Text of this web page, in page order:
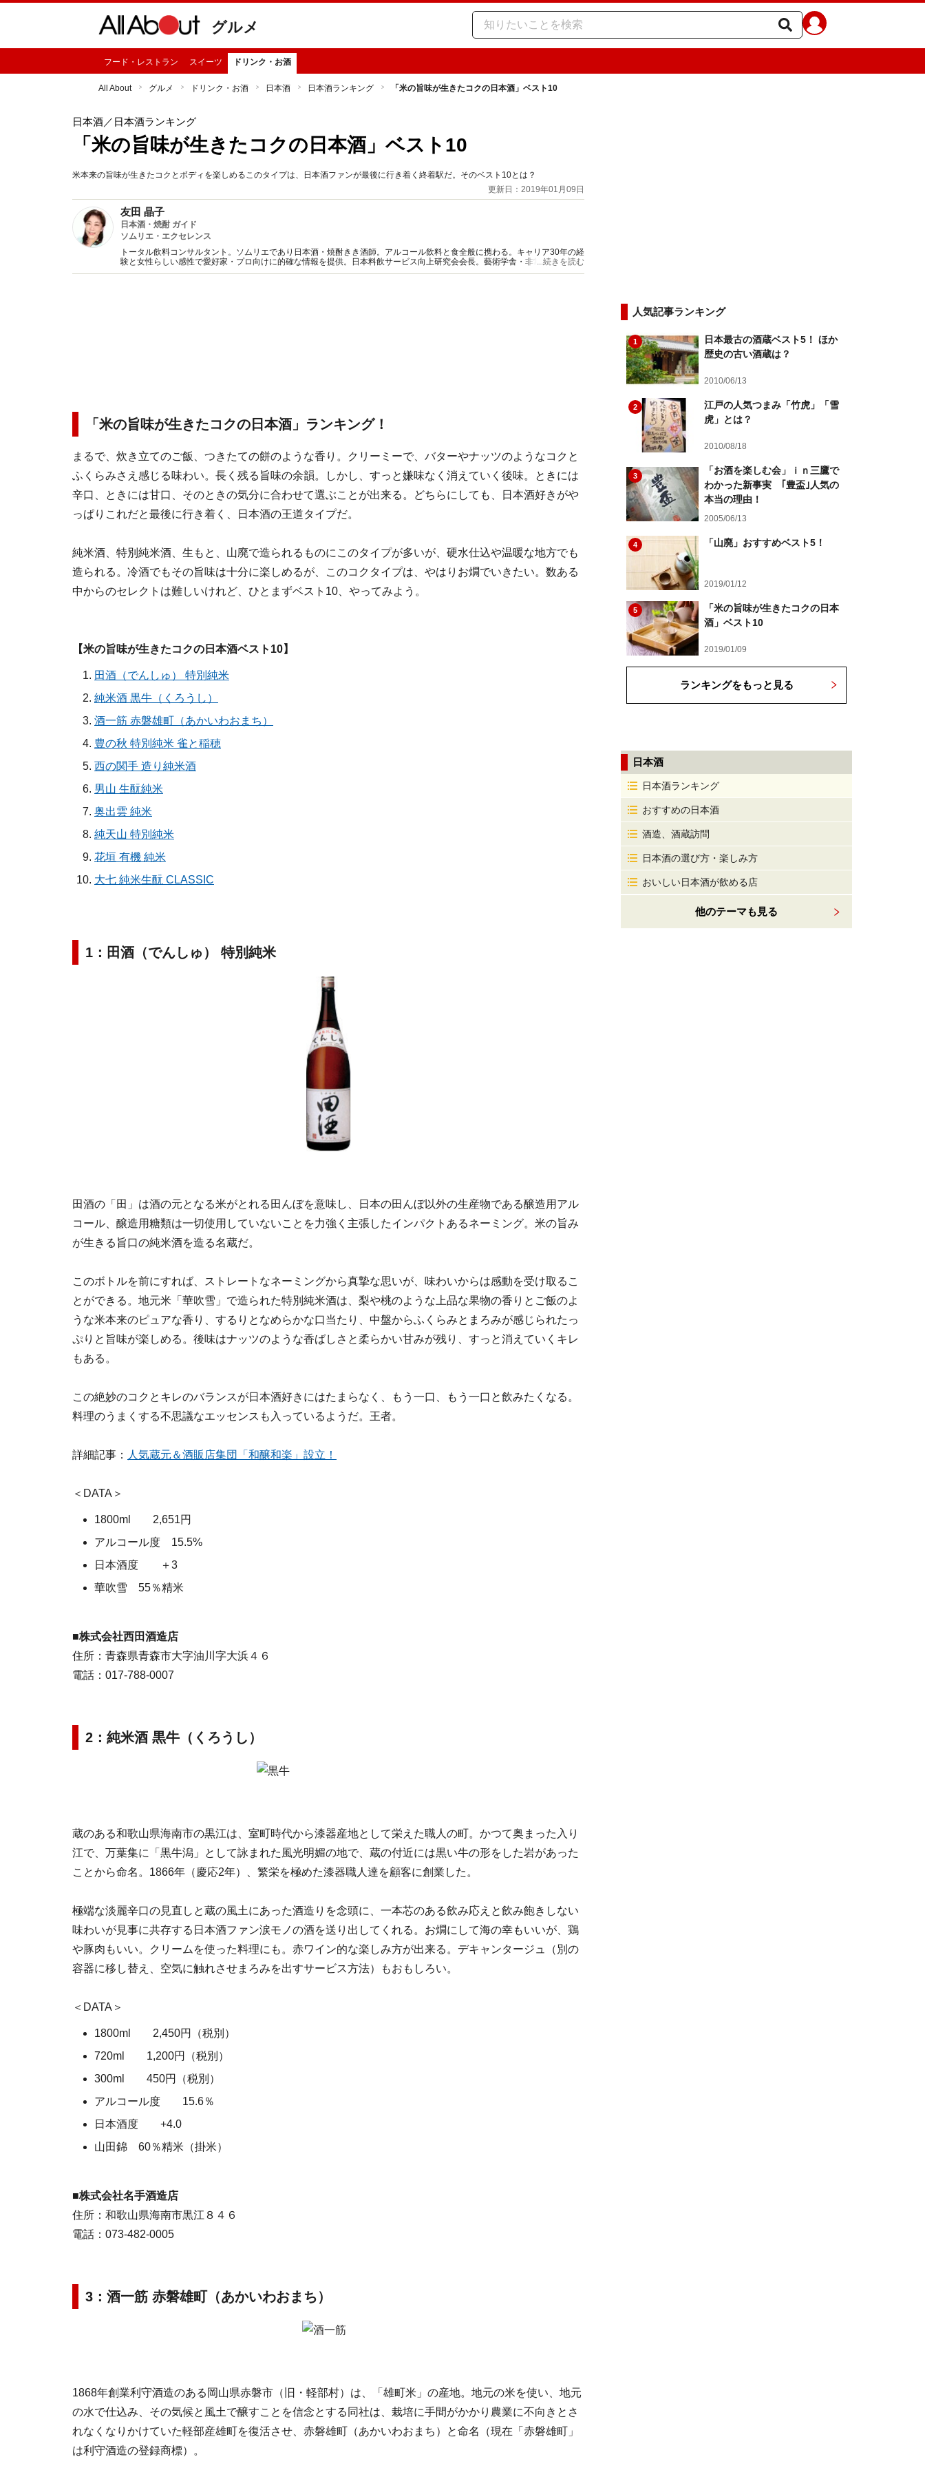
グルメ
フード・レストラン スイーツ ドリンク・お酒
All About グルメ ドリンク・お酒 日本酒 日本酒ランキング 「米の旨味が生きたコクの日本酒」ベスト10
日本酒／日本酒ランキング
「米の旨味が生きたコクの日本酒」ベスト10
米本来の旨味が生きたコクとボディを楽しめるこのタイプは、日本酒ファンが最後に行き着く終着駅だ。そのベスト10とは？
更新日：2019年01月09日
友田 晶子
日本酒・焼酎 ガイド
ソムリエ・エクセレンス
トータル飲料コンサルタント。ソムリエであり日本酒・焼酎きき酒師。アルコール飲料と食全般に携わる。キャリア30年の経
験と女性らしい感性で愛好家・プロ向けに的確な情報を提供。日本料飲サービス向上研究会会長。藝術学舎・非常勤講師。著
書多数。（一社）日本のSAKEとWINEを愛する女性の会（SAKE女の会）代表理事。
...続きを読む
「米の旨味が生きたコクの日本酒」ランキング！
まるで、炊き立てのご飯、つきたての餅のような香り。クリーミーで、バターやナッツのようなコクと
ふくらみさえ感じる味わい。長く残る旨味の余韻。しかし、すっと嫌味なく消えていく後味。ときには
辛口、ときには甘口、そのときの気分に合わせて選ぶことが出来る。どちらにしても、日本酒好きがや
っぱりこれだと最後に行き着く、日本酒の王道タイプだ。
純米酒、特別純米酒、生もと、山廃で造られるものにこのタイプが多いが、硬水仕込や温暖な地方でも
造られる。冷酒でもその旨味は十分に楽しめるが、このコクタイプは、やはりお燗でいきたい。数ある
中からのセレクトは難しいけれど、ひとまずベスト10、やってみよう。
【米の旨味が生きたコクの日本酒ベスト10】
田酒（でんしゅ） 特別純米
純米酒 黒牛（くろうし）
酒一筋 赤磐雄町（あかいわおまち）
豊の秋 特別純米 雀と稲穂
西の関手 造り純米酒
男山 生酛純米
奥出雲 純米
純天山 特別純米
花垣 有機 純米
大七 純米生酛 CLASSIC
1：田酒（でんしゅ） 特別純米
田酒の「田」は酒の元となる米がとれる田んぼを意味し、日本の田んぼ以外の生産物である醸造用アル
コール、醸造用糖類は一切使用していないことを力強く主張したインパクトあるネーミング。米の旨み
が生きる旨口の純米酒を造る名蔵だ。
このボトルを前にすれば、ストレートなネーミングから真摯な思いが、味わいからは感動を受け取るこ
とができる。地元米「華吹雪」で造られた特別純米酒は、梨や桃のような上品な果物の香りとご飯のよ
うな米本来のピュアな香り、するりとなめらかな口当たり、中盤からふくらみとまろみが感じられたっ
ぷりと旨味が楽しめる。後味はナッツのような香ばしさと柔らかい甘みが残り、すっと消えていくキレ
もある。
この絶妙のコクとキレのバランスが日本酒好きにはたまらなく、もう一口、もう一口と飲みたくなる。
料理のうまくする不思議なエッセンスも入っているようだ。王者。
詳細記事： 人気蔵元＆酒販店集団「和醸和楽」設立！
＜DATA＞
1800ml 2,651円
アルコール度 15.5%
日本酒度 ＋3
華吹雪 55％精米
■株式会社西田酒造店
住所：青森県青森市大字油川字大浜４６
電話：017-788-0007
2：純米酒 黒牛（くろうし）
蔵のある和歌山県海南市の黒江は、室町時代から漆器産地として栄えた職人の町。かつて奥まった入り
江で、万葉集に「黒牛潟」として詠まれた風光明媚の地で、蔵の付近には黒い牛の形をした岩があった
ことから命名。1866年（慶応2年）、繁栄を極めた漆器職人達を顧客に創業した。
極端な淡麗辛口の見直しと蔵の風土にあった酒造りを念頭に、一本芯のある飲み応えと飲み飽きしない
味わいが見事に共存する日本酒ファン涙モノの酒を送り出してくれる。お燗にして海の幸もいいが、鶏
や豚肉もいい。クリームを使った料理にも。赤ワイン的な楽しみ方が出来る。デキャンタージュ（別の
容器に移し替え、空気に触れさせまろみを出すサービス方法）もおもしろい。
＜DATA＞
1800ml 2,450円（税別）
720ml 1,200円（税別）
300ml 450円（税別）
アルコール度 15.6％
日本酒度 +4.0
山田錦 60％精米（掛米）
■株式会社名手酒造店
住所：和歌山県海南市黒江８４６
電話：073-482-0005
3：酒一筋 赤磐雄町（あかいわおまち）
1868年創業利守酒造のある岡山県赤磐市（旧・軽部村）は、「雄町米」の産地。地元の米を使い、地元
の水で仕込み、その気候と風土で醸すことを信念とする同社は、栽培に手間がかかり農業に不向きとさ
れなくなりかけていた軽部産雄町を復活させ、赤磐雄町（あかいわおまち）と命名（現在「赤磐雄町」
は利守酒造の登録商標）。
人気記事ランキング
1
日本最古の酒蔵ベスト5！ ほか
歴史の古い酒蔵は？
2010/06/13
2
江戸の人気つまみ「竹虎」「雪
虎」とは？
2010/08/18
3
「お酒を楽しむ会」ｉｎ三鷹で
わかった新事実 ｢豊盃｣人気の
本当の理由！
2005/06/13
4 「山廃」おすすめベスト5！
2019/01/12
5
「米の旨味が生きたコクの日本
酒」ベスト10
2019/01/09
ランキングをもっと見る
日本酒
日本酒ランキング
おすすめの日本酒
酒造、酒蔵訪問
日本酒の選び方・楽しみ方
おいしい日本酒が飲める店
他のテーマも見る